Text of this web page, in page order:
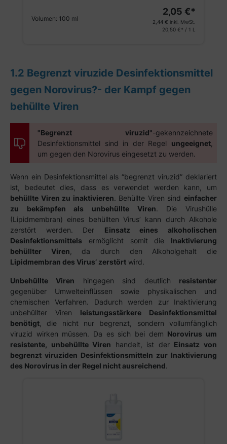
Volumen: 100 ml
2,05 €*
2,44 € inkl. MwSt.
20,50 €* / 1 L
1.2 Begrenzt viruzide Desinfektionsmittel
gegen Norovirus?- der Kampf gegen
behüllte Viren
"Begrenzt viruzid"-gekennzeichnete
Desinfektionsmittel sind in der Regel ungeeignet
um gegen den Norovirus eingesetzt zu werden.
Wenn ein Desinfektionsmittel als “begrenzt viruzid” deklariert
ist, bedeutet dies, dass es verwendet werden kann, um
behüllte Viren zu inaktivieren. Behüllte Viren sindeinfacher
zu bekämpfen als unbehüllte Viren. Die Virushülle
(Lipidmembran) eines behüllten Virus’ kann durch Alkohole
zerstört werden. Der Einsatz eines alkoholischen
Desinfektionsmittels ermöglicht somit die Inaktivierung
behüllter Viren , da durch den Alkoholgehalt die
Lipidmembran des Virus’ zerstört wird.
Unbehüllte Viren hingegen sind deutlich resistenter
gegenüber Umwelteinflüssen sowie physikalischen und
chemischen Verfahren. Dadurch werden zur Inaktivierung
unbehüllter Viren leistungsstärkere Desinfektionsmittel
benötigt , die nicht nur begrenzt, sondern vollumfänglich
viruzid wirken müssen. Da es sich bei dem Norovirus um
resistente, unbehüllte Viren handelt, ist der Einsatz von
begrenzt viruziden Desinfektionsmitteln zur Inaktivierung
des Norovirus in der Regel nicht ausreichend.